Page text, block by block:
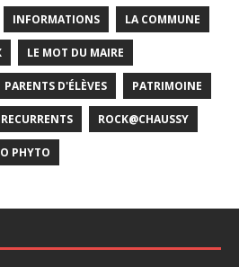
INFORMATIONS LA COMMUNE
LE MOT DU MAIRE
PARENTS D'ÉLÈVES PATRIMOINE
RECURRENTS ROCK@CHAUSSY
PHYTO